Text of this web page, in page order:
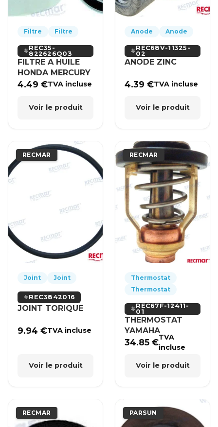
Filtre Filtre
REC35-
822626Q03
FILTRE A HUILE
HONDA MERCURY
4.49€TVA incluse
Voir le produit
Anode Anode
REC68V-11325-
02
ANODE ZINC
4.39€TVA incluse
Voir le produit
RECMAR
Joint Joint
REC3842016
JOINT TORIQUE
9.94€TVA incluse
Voir le produit
RECMAR
Thermostat
Thermostat
REC67F-12411-
01
THERMOSTAT
YAMAHA
34.85€TVA
incluse
Voir le produit
RECMAR PARSUN